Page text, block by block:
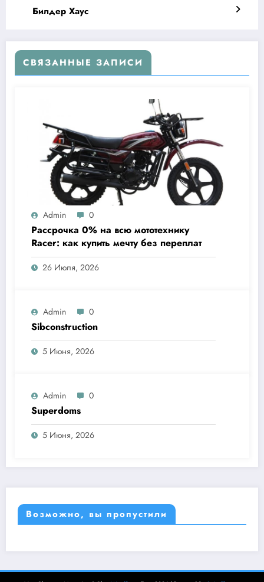
Билдер Хаус
СВЯЗАННЫЕ ЗАПИСИ
Admin 0
Рассрочка 0% на всю мототехнику
Racer: как купить мечту без переплат
26 Июля, 2026
Admin 0
Sibconstruction
5 Июня, 2026
Admin 0
Superdoms
5 Июня, 2026
Возможно, вы пропустили